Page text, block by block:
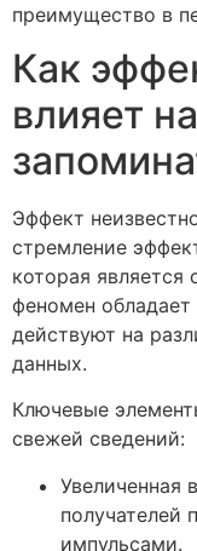
преимущество в
Как
влияет
Эффект
стремление
которая
феномен
действуют на
данных.
Ключевые
свежей сведений:
Увеличенная
получателей
импульсами.